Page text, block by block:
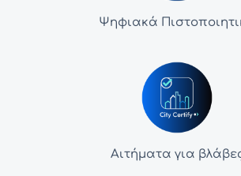
Ψηφιακά
Αιτήματα για